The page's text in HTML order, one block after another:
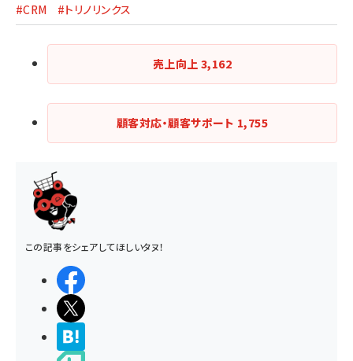
#CRM #トリノリンクス
売上向上 3,162
顧客対応・顧客サポート 1,755
この記事をシェアしてほしいタヌ！